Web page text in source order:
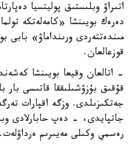
اتىراۋ وبلىستىق پوليتسيا
دەرەك بويىنشا «كامەلەتكە
مىندەتتەردى ورىنداماۋ» بابى
قوزعالعان.
- اتالعان وقيعا بويىنشا
قۇقىق بۇزۋشىلىققا قاتىسى بار
جەتكىزىلدى. وزگە اقپارات
جاتپايدى، - دەپ حابارلادى
رەسمي وكىلى مەيىرىم ەرداۋلەت.